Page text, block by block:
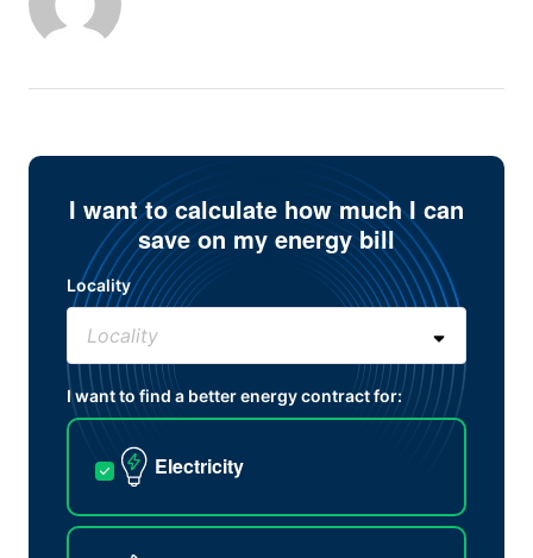
I want to calculate how much I can
save on my energy bill
Locality
I want to find a better energy contract for:
Electricity